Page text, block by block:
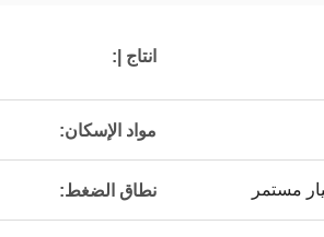
انتاج |:
مواد الإسكان:
نطاق الضغط: